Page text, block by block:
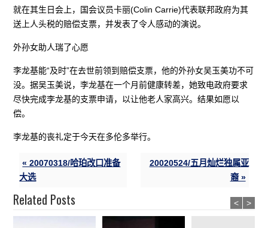
就在其生日会上，国会议员卡丽(Colin Carrie)代表联邦政府为其
送上人头税的赔偿支票，并发表了令人感动的演说。
外孙女助人瑞了心愿
李龙基能“及时”在去世前领到赔偿支票，他的外孙女吴玉美功不可
没。据吴玉美说，李龙基在一个月前健康转差，她致电政府要求
尽快完成李龙基的支票申请，以让他老人家高兴。结果如愿以
偿。
李龙基的丧礼定于今天在多伦多举行。
« 20070318/哈珀改口准备
大选
20020524/五月灿烂独属亚
裔 »
Related Posts < >